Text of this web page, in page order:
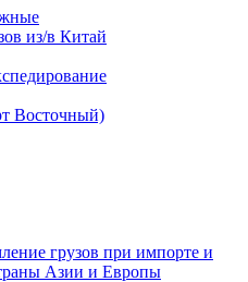
из/в Китай
Восточный)
грузов при импорте и
Азии и Европы